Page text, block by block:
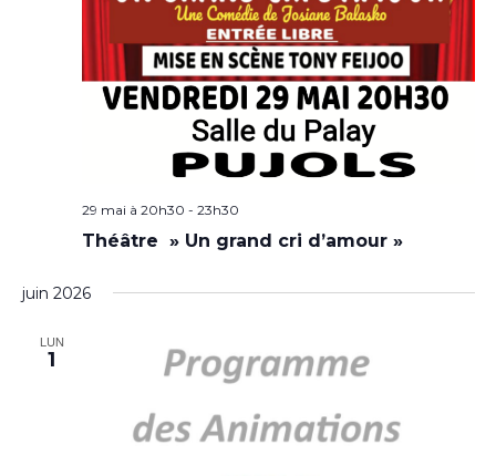
29 mai à 20h30 - 23h30
Théâtre » Un grand cri d’amour »
juin 2026
LUN
1